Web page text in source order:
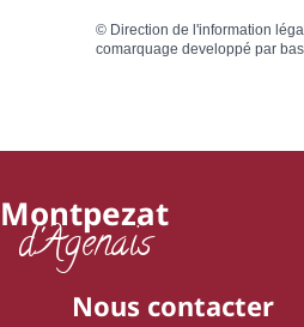
© Direction de l'information
comarquage developpé par
Montpezat
d'Agenais
Nous contacter